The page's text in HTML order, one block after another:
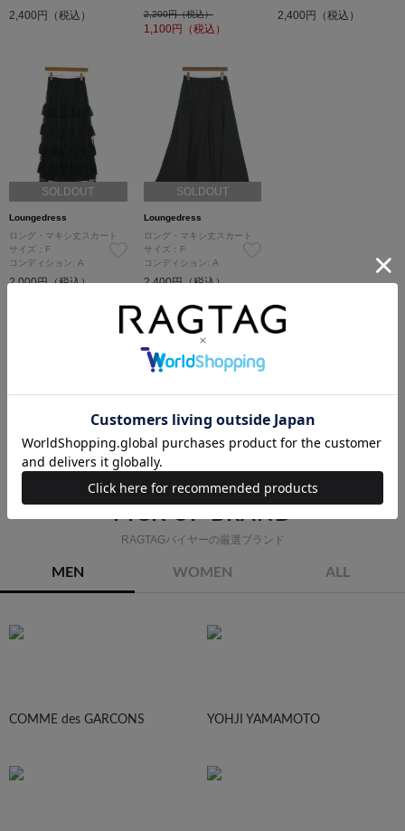
2,400円（税込）
2,200円（税込）
1,100円（税込）
2,400円（税込）
SOLDOUT
Loungedress
ロング・マキシ丈スカート
サイズ：F
コンディション: A
2,000円（税込）
SOLDOUT
Loungedress
ロング・マキシ丈スカート
サイズ：F
コンディション: A
2,400円（税込）
Loungedressの他のカテゴリから探す
Tシャツ・カットソー シャツ ニット
パンツ
ワンピース ジャケット
ブルゾン
コート
セットアップ・スーツ
PICK UP BRAND
RAGTAGバイヤーの厳選ブランド
MEN WOMEN ALL
COMME des GARCONS YOHJI YAMAMOTO